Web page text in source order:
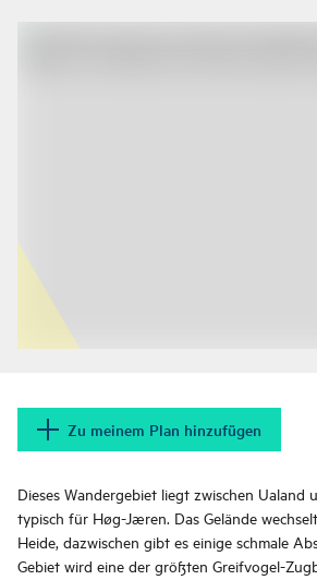
Zu meinem Plan hinzufügen
Dieses Wandergebiet liegt zwischen Ualand
typisch für Høg-Jæren. Das Gelände
Heide, dazwischen gibt es einige schmale
Gebiet wird eine der größten Greifvogel-